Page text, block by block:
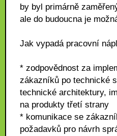
by byl primárně
ale do budoucna je
Jak vypadá pracovní
* zodpovědnost za
zákazníků po technické
technické architektury,
na produkty třetí strany
* komunikace se
požadavků pro návrh